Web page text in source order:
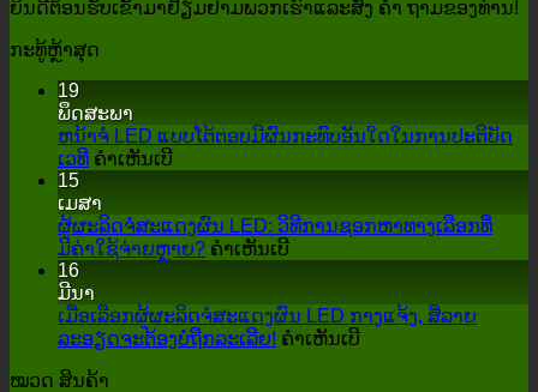
ຍິນດີຕ້ອນຮັບເຂົ້າມາຢ້ຽມຢາມພວກເຮົາແລະສົ່ງ ຄຳ ຖາມຂອງທ່ານ!
ກະ​ທູ້​ຫຼ້າ​ສຸດ
19
ພຶດສະພາ
ຫນ້າຈໍ LED ແບບໂຕ້ຕອບມີຜົນກະທົບອັນໃດໃນການປະຕິບັດ
ເວທີ ຄໍາເຫັນເບີສຸດ
ຈໍ
LED
ມີ
ຜົນ
15
ເມສາ
ຜູ້ຜະລິດຈໍສະແດງຜົນ LED: ວິທີການຊອກຫາທາງເລືອກທີ່
ມີຄ່າໃຊ້ຈ່າຍຫຼາຍ? ຄໍາເຫັນເບີສຸດ
ຈໍ
ສະແດງ
16
ມີນາ
ເມື່ອເລືອກຜູ້ຜະລິດຈໍສະແດງຜົນ LED ກາງແຈ້ງ, ສີ່ລາຍ
ລະອຽດຈະຕ້ອງບໍ່ຖືກລະເລີຍ! ຄໍາເຫັນເບີສຸດ
ໝວດ ສິນຄ້າ